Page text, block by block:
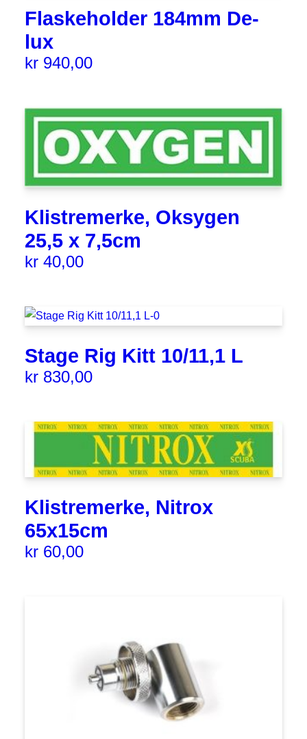
Flaskeholder 184mm De-
lux
kr 940,00
Klistremerke, Oksygen
25,5 x 7,5cm
kr 40,00
Stage Rig Kitt 10/11,1 L
kr 830,00
Klistremerke, Nitrox
65x15cm
kr 60,00